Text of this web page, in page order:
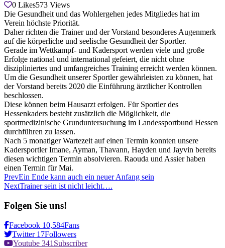
0 Likes573 Views
Die Gesundheit und das Wohlergehen jedes Mitgliedes hat im
Verein höchste Priorität.
Daher richten die Trainer und der Vorstand besonderes Augenmerk
auf die körperliche und seelische Gesundheit der Sportler.
Gerade im Wettkampf- und Kadersport werden viele und große
Erfolge national und international gefeiert, die nicht ohne
diszipliniertes und umfangreiches Training erreicht werden können.
Um die Gesundheit unserer Sportler gewährleisten zu können, hat
der Vorstand bereits 2020 die Einführung ärztlicher Kontrollen
beschlossen.
Diese können beim Hausarzt erfolgen. Für Sportler des
Hessenkaders besteht zusätzlich die Möglichkeit, die
sportmedizinische Grunduntersuchung im Landessportbund Hessen
durchführen zu lassen.
Nach 5 monatiger Wartezeit auf einen Termin konnten unsere
Kadersportler Imane, Ayman, Thavann, Hayden und Jayvin bereits
diesen wichtigen Termin absolvieren. Raouda und Assier haben
einen Termin für Mai.
PrevEin Ende kann auch ein neuer Anfang sein
NextTrainer sein ist nicht leicht….
Folgen Sie uns!
Facebook 10,584Fans
Twitter 17Followers
Youtube 341 Subscriber